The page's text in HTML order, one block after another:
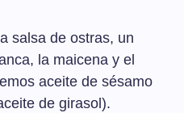
salsa de ostras, un
la maicena y el
aceite de sésamo
de girasol).